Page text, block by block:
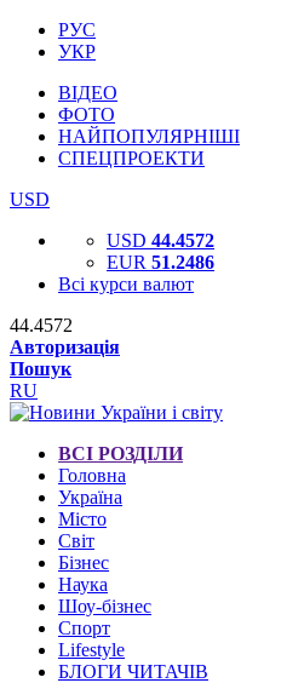
РУС
УКР
ВІДЕО
ФОТО
НАЙПОПУЛЯРНІШІ
СПЕЦПРОЕКТИ
USD
USD 44.4572
EUR 51.2486
Всі курси валют
44.4572
Авторизація
Пошук
RU
ВСІ РОЗДІЛИ
Головна
Україна
Місто
Світ
Бізнес
Наука
Шоу-бізнес
Спорт
Lifestyle
БЛОГИ ЧИТАЧІВ